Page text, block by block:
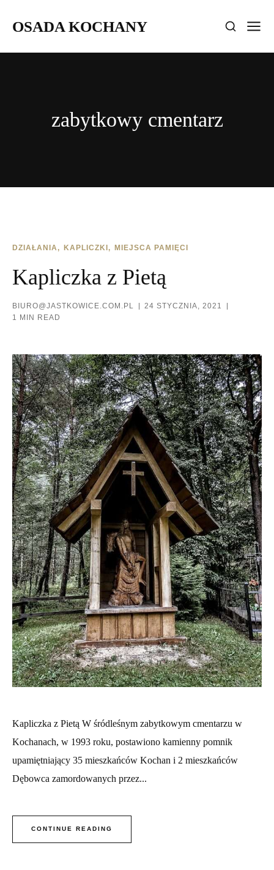
OSADA KOCHANY
zabytkowy cmentarz
DZIAŁANIA KAPLICZKI MIEJSCA PAMIĘCI
Kapliczka z Pietą
BIURO@JASTKOWICE.COM.PL
24 STYCZNIA, 2021
1 MIN READ
Kapliczka z Pietą W śródleśnym zabytkowym cmentarzu w
Kochanach, w 1993 roku, postawiono kamienny pomnik
upamiętniający 35 mieszkańców Kochan i 2 mieszkańców
Dębowca zamordowanych przez...
CONTINUE READING